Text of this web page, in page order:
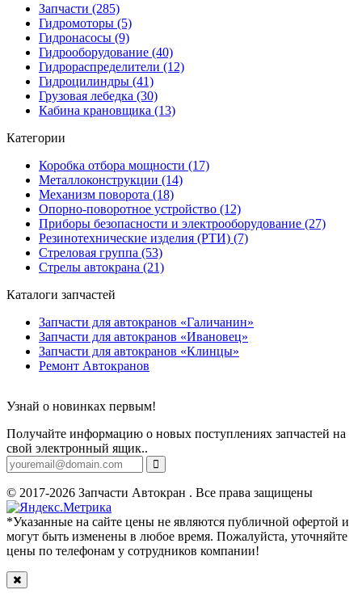
Запчасти (285)
Гидромоторы (5)
Гидронасосы (9)
Гидрооборудование (40)
Гидрораспределители (12)
Гидроцилиндры (41)
Грузовая лебедка (30)
Кабина крановщика (13)
Категории
Коробка отбора мощности (17)
Металлоконструкции (14)
Механизм поворота (18)
Опорно-поворотное устройство (12)
Приборы безопасности и электрооборудование (27)
Резинотехнические изделия (РТИ) (7)
Стреловая группа (53)
Стрелы автокрана (21)
Каталоги запчастей
Запчасти для автокранов «Галичанин»
Запчасти для автокранов «Ивановец»
Запчасти для автокранов «Клинцы»
Ремонт Автокранов
Узнай о новинках первым!
Получайте информацию о новых поступлениях запчастей на
свой электронный ящик..
© 2017-2026 Запчасти Автокран . Все права защищены
*Указанные на сайте цены не являются публичной офертой и
могут быть изменены в любое время. Пожалуйста, уточняйте
цены по телефонам у сотрудников компании!